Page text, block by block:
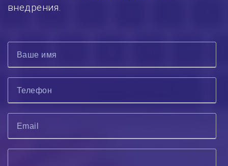
внедрения.